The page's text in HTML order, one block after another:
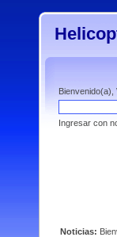
Bienvenido(a),
Ingresar con
Noticias: